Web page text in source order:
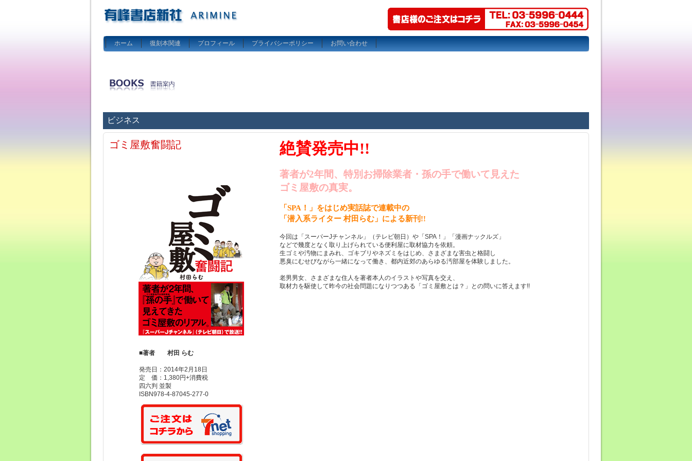
ホーム 復刻本関連 プロフィール プライバシーポリシー お問い合わせ
ビジネス
ゴミ屋敷奮闘記
■著者 村田 らむ
発売日：2014年2月18日
定 価：1,380円+消費税
四六判 並製
ISBN978-4-87045-277-0
絶賛発売中!!
著者が2年間、特別お掃除業者・孫の手で働いて見えた
ゴミ屋敷の真実。
「SPA！」をはじめ実話誌で連載中の
「潜入系ライター 村田らむ」による新刊!!
今回は「スーパーJチャンネル」（テレビ朝日）や「SPA！」「漫画ナックルズ」
などで幾度となく取り上げられている便利屋に取材協力を依頼。
生ゴミや汚物にまみれ、ゴキブリやネズミをはじめ、さまざまな害虫と格闘し
悪臭にむせびながら一緒になって働き、都内近郊のあらゆる汚部屋を体験しました。
老男男女、さまざまな住人を著者本人のイラストや写真を交え、
取材力を駆使して昨今の社会問題になりつつある「ゴミ屋敷とは？」との問いに答えます!!